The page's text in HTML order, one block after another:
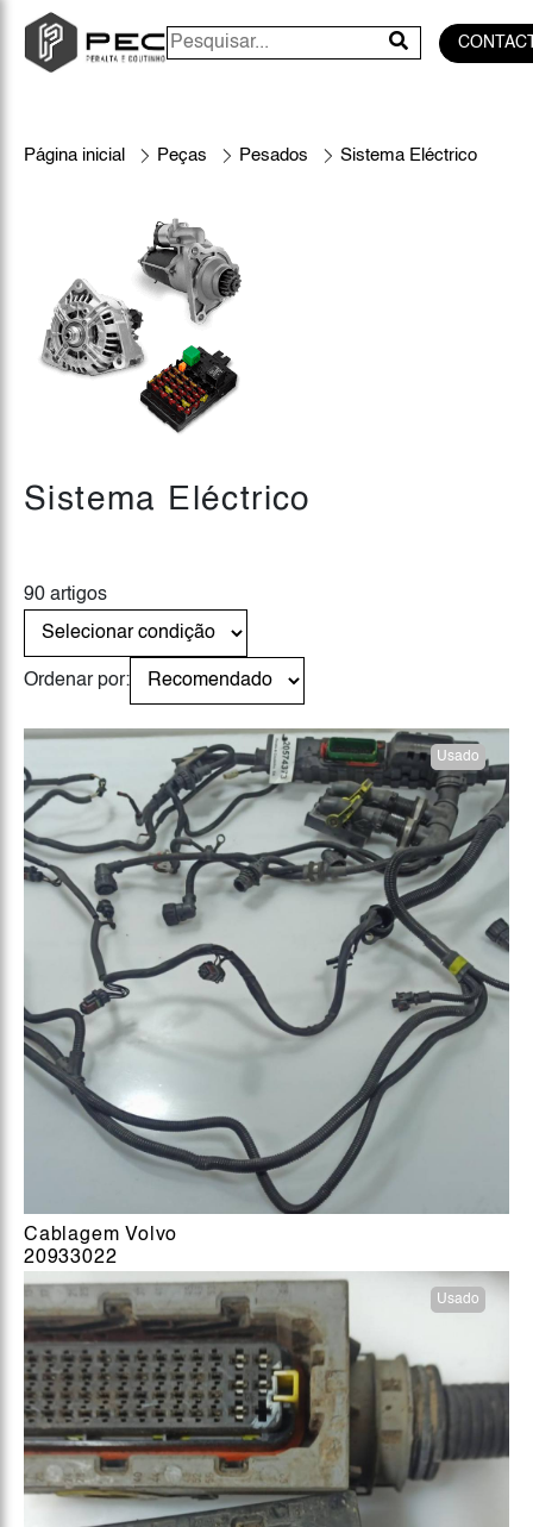
Página inicial Peças Pesados Sistema Eléctrico
Sistema Eléctrico
90 artigos
Ordenar por:
Usado
Cablagem Volvo
20933022
Usado